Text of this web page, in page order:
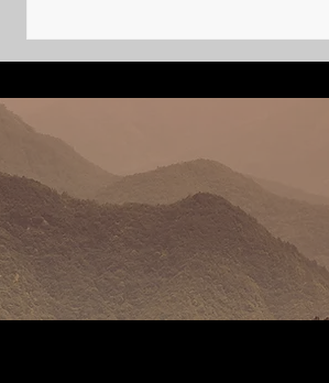
После адвоката, драматурга и поэта
| Нина Мятлева, кинобиография